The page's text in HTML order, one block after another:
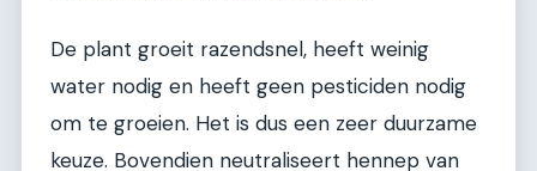
De plant groeit razendsnel, heeft weinig
water nodig en heeft geen pesticiden nodig
om te groeien. Het is dus een zeer duurzame
keuze. Bovendien neutraliseert hennep van